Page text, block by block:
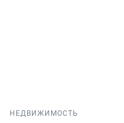
НЕДВИЖИМОСТЬ